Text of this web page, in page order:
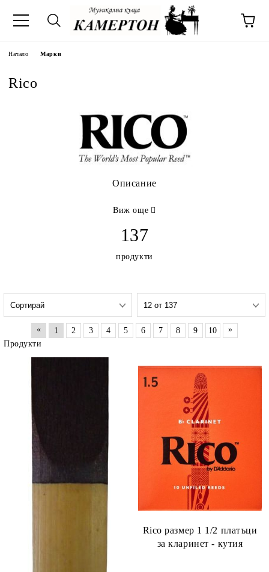
Начало Марки
Rico
Описание
Виж още
137
продукти
« 1 2 3 4 5 6 7 8 9 10
»
Продукти
Rico размер 1 1/2 платъци
за кларинет - кутия